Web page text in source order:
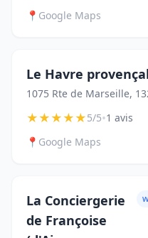
📍 Google Maps
Le Havre
1075 Rte de Marseille,
★★★★★5/5•1 avis
📍 Google Maps
La Conciergerie
de Françoise